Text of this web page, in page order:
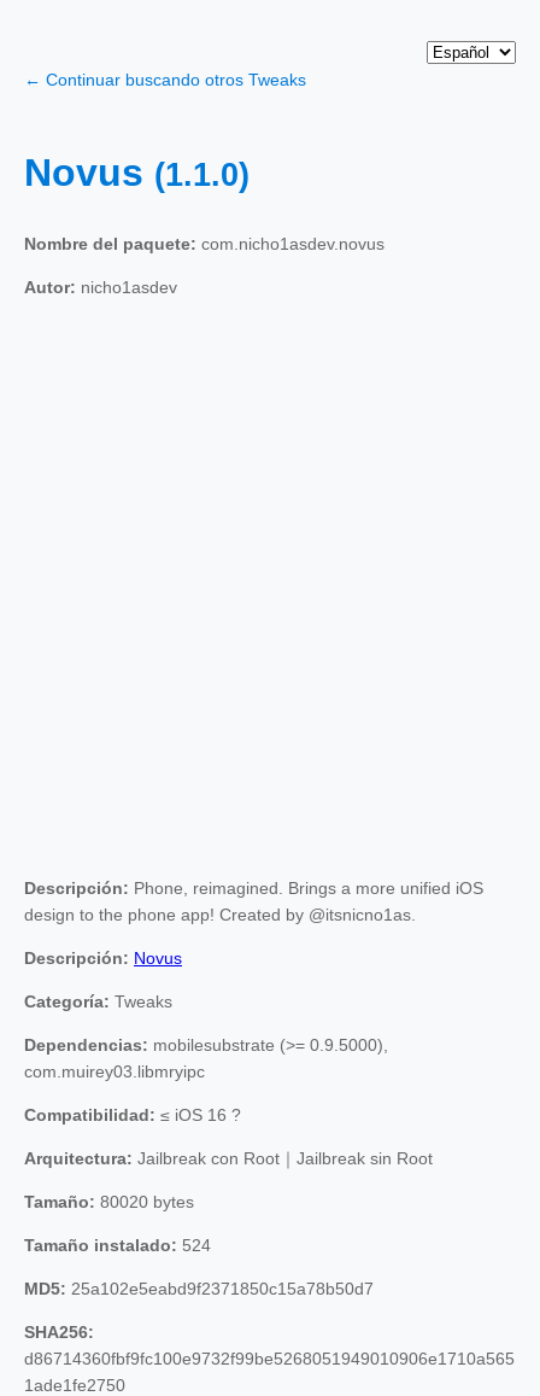
← Continuar buscando otros Tweaks
Novus (1.1.0)
Nombre del paquete: com.nicho1asdev.novus
Autor: nicho1asdev
Descripción: Phone, reimagined. Brings a more unified iOS
design to the phone app! Created by @itsnicno1as.
Descripción: Novus
Categoría: Tweaks
Dependencias: mobilesubstrate (>= 0.9.5000),
com.muirey03.libmryipc
Compatibilidad: ≤ iOS 16 ?
Arquitectura: Jailbreak con Root｜Jailbreak sin Root
Tamaño: 80020 bytes
Tamaño instalado: 524
MD5: 25a102e5eabd9f2371850c15a78b50d7
SHA256:
d86714360fbf9fc100e9732f99be5268051949010906e1710a565
1ade1fe2750